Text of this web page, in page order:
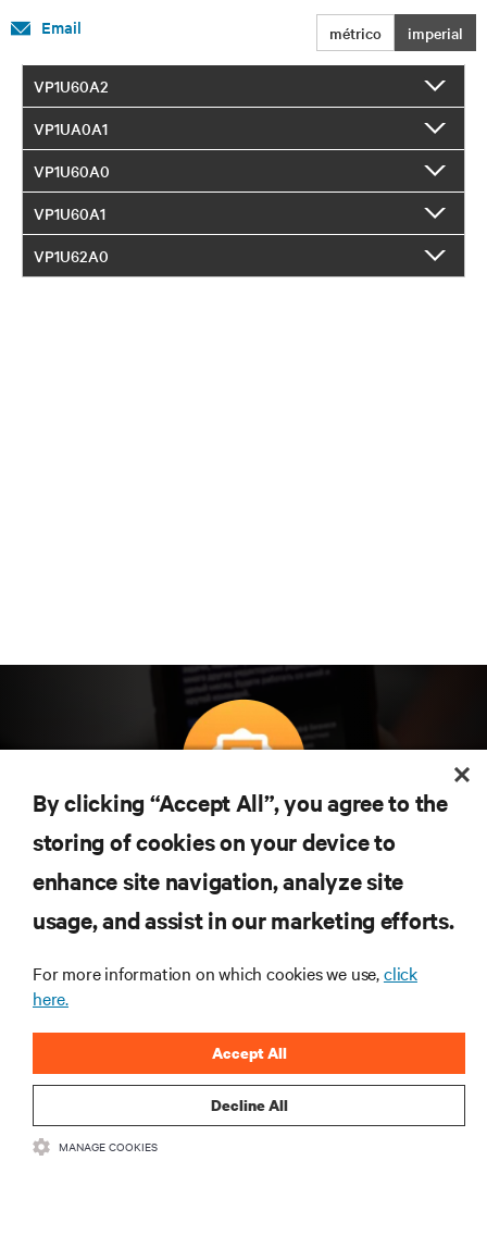
métrico imperial
Email
VP1U60A2
VP1UA0A1
VP1U60A0
VP1U60A1
VP1U62A0
Subscreva para obter as últimas tendências em
tecnologia
Receba atualizações regulares sobre os tópicos
mais importantes da indústria, com discussões mais
recentes e perspetivas especializadas sobre gestão
By clicking “Accept All”, you agree to the
storing of cookies on your device to
enhance site navigation, analyze site
usage, and assist in our marketing efforts.
For more information on which cookies we use,click
here.
Decline All
Accept All
MANAGE COOKIES